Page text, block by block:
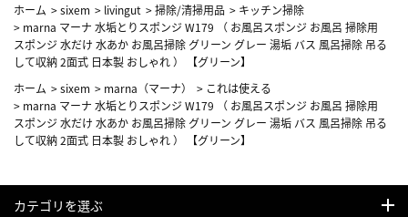
ホーム >sixem > livingut >掃除/清掃用品 > キッチン掃除
> marna マーナ 水垢とりスポンジ W179 （ お風呂スポンジ お風呂 掃除用
スポンジ 水だけ 水あか お風呂掃除 グリーン グレー 湯垢 バス 風呂掃除 吊る
して収納 2面式 日本製 おしゃれ ） 【グリーン】
ホーム >sixem > marna（マーナ） > これは使える
> marna マーナ 水垢とりスポンジ W179 （ お風呂スポンジ お風呂 掃除用
スポンジ 水だけ 水あか お風呂掃除 グリーン グレー 湯垢 バス 風呂掃除 吊る
して収納 2面式 日本製 おしゃれ ） 【グリーン】
カテゴリを選ぶ